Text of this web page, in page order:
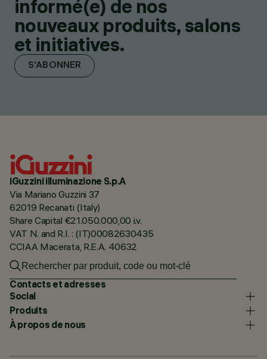
informé(e) de nos
nouveaux produits, salons
et initiatives.
S'ABONNER
iGuzzini illuminazione S.p.A
Via Mariano Guzzini 37
62019 Recanati (Italy)
Share Capital €21.050.000,00 i.v.
VAT N. and R.I. : (IT)00082630435
CCIAA Macerata, R.E.A. 40632
Contacts et adresses
Social
Produits
À propos de nous